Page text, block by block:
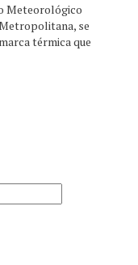
Meteorológico
se
térmica que